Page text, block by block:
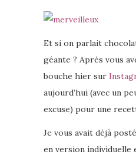
Et si on parlait
géante ? Après vous
bouche hier sur
aujourd’hui (avec un
excuse) pour une
Je vous avait déjà
en version individuelle